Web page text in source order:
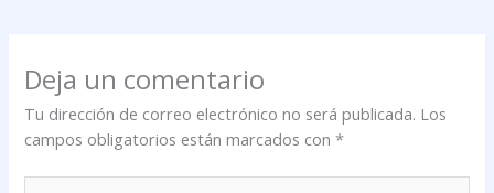
Deja un comentario
Tu dirección de correo electrónico no será publicada. Los
campos obligatorios están marcados con*